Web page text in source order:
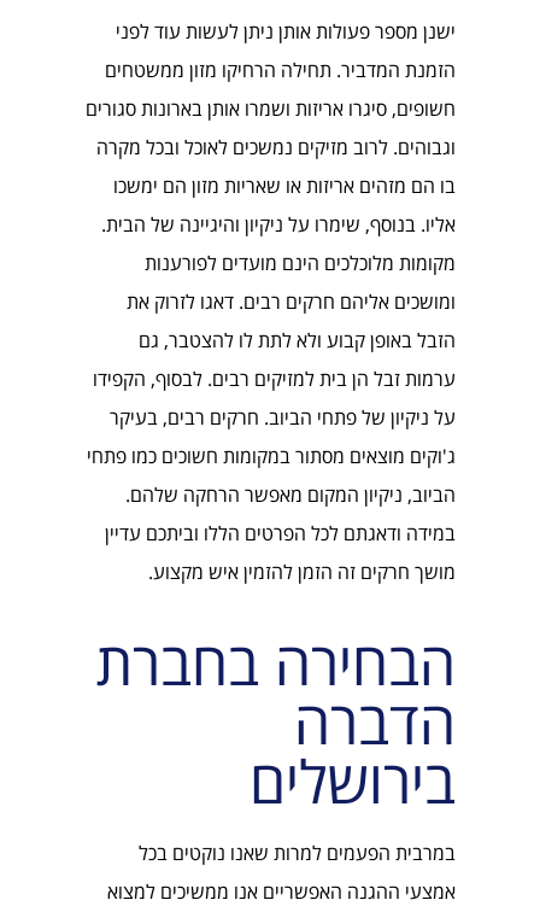
ישנן מספר פעולות אותן ניתן לעשות עוד לפני
הזמנת המדביר. תחילה הרחיקו מזון ממשטחים
חשופים, סיגרו אריזות ושמרו אותן בארונות סגורים
וגבוהים. לרוב מזיקים נמשכים לאוכל ובכל מקרה
בו הם מזהים אריזות או שאריות מזון הם ימשכו
אליו. בנוסף, שימרו על ניקיון והיגיינה של הבית.
מקומות מלוכלכים הינם מועדים לפורענות
ומושכים אליהם חרקים רבים. דאגו לזרוק את
הזבל באופן קבוע ולא לתת לו להצטבר, גם
ערמות זבל הן בית למזיקים רבים. לבסוף, הקפידו
על ניקיון של פתחי הביוב. חרקים רבים, בעיקר
ג'וקים מוצאים מסתור במקומות חשוכים כמו פתחי
הביוב, ניקיון המקום מאפשר הרחקה שלהם.
במידה ודאגתם לכל הפרטים הללו וביתכם עדיין
מושך חרקים זה הזמן להזמין איש מקצוע.
הבחירה בחברת
הדברה
בירושלים
במרבית הפעמים למרות שאנו נוקטים בכל
אמצעי ההגנה האפשריים אנו ממשיכים למצוא